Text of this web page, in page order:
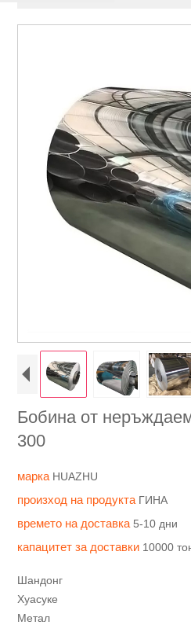
Бобина от
300
марка HUAZHU
произход на продукта ГИНА
времето на доставка 5-10 дни
капацитет за доставки 10000
Шандонг
Хуасуке
Метал